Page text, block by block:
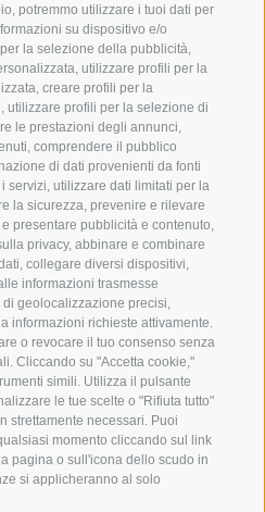
potremmo utilizzare i tuoi dati per
su dispositivo e/o
la selezione della pubblicità,
utilizzare profili per la
creare profili per la
utilizzare profili per la selezione di
le prestazioni degli annunci,
comprendere il pubblico
di dati provenienti da fonti
servizi, utilizzare dati limitati per la
la sicurezza, prevenire e rilevare
presentare pubblicità e contenuto,
privacy, abbinare e combinare
collegare diversi dispositivi,
informazioni trasmesse
geolocalizzazione precisi,
informazioni richieste attivamente.
o revocare il tuo consenso senza
Cliccando su "Accetta cookie,"
simili. Utilizza il pulsante
le tue scelte o "Rifiuta tutto"
strettamente necessari. Puoi
momento cliccando sul link
pagina o sull'icona dello scudo in
si applicheranno al solo
certo
ORA
REGALO
RAGGIUNGERCI
SMART WORKING